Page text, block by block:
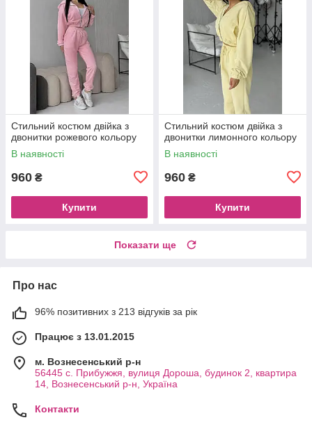
Стильний костюм двійка з
двонитки рожевого кольору
В наявності
960 ₴
Купити
Стильний костюм двійка з
двонитки лимонного кольору
В наявності
960 ₴
Купити
Показати ще
Про нас
96% позитивних з 213 відгуків за рік
Працює з 13.01.2015
м. Вознесенський р-н
56445 с. Прибужжя, вулиця Дороша, будинок 2, квартира
14, Вознесенський р-н, Україна
Контакти